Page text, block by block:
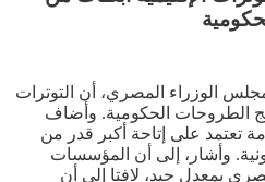
الوزراء المصري، أن التوترات
الطروحات الحكومية. وأضاف
تعتمد على إتاحة أكبر قدر من
وأشار، إلى أن المؤسسات
بمعدل جيد، لافتا إلى أن